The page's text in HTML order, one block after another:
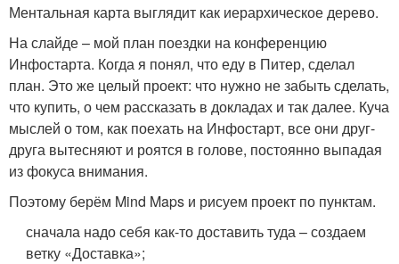
Ментальная карта выглядит как иерархическое дерево.
На слайде – мой план поездки на конференцию
Инфостарта. Когда я понял, что еду в Питер, сделал
план. Это же целый проект: что нужно не забыть сделать,
что купить, о чем рассказать в докладах и так далее. Куча
мыслей о том, как поехать на Инфостарт, все они друг-
друга вытесняют и роятся в голове, постоянно выпадая
из фокуса внимания.
Поэтому берём Mind Maps и рисуем проект по пунктам.
сначала надо себя как-то доставить туда – создаем
ветку «Доставка»;